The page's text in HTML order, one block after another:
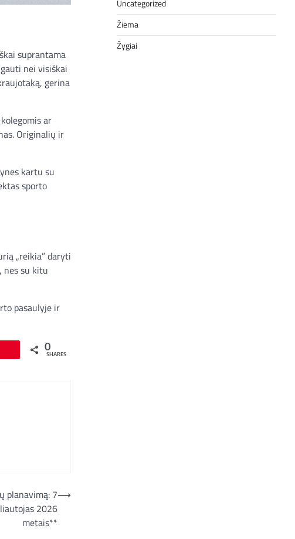
suprantama
nei visiškai
gerina
ar
Originalių ir
kartu su
sporto
„reikia” daryti
nes su kitu
pasaulyje ir
0
SHARES
planavimą: 7
2026
metais**
⟶
Uncategorized
Žiema
Žygiai